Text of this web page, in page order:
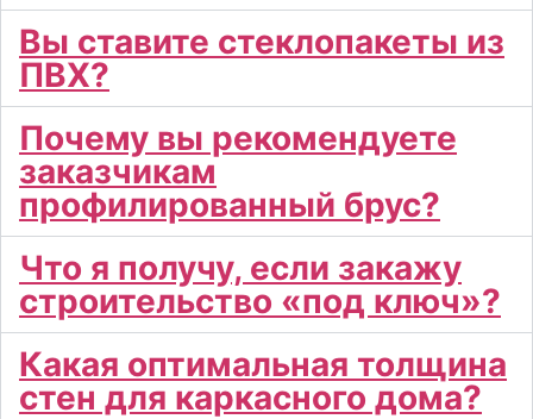
Вы ставите стеклопакеты из
ПВХ?
Почему вы рекомендуете
заказчикам
профилированный брус?
Что я получу, если закажу
строительство «под ключ»?
Какая оптимальная толщина
стен для каркасного дома?